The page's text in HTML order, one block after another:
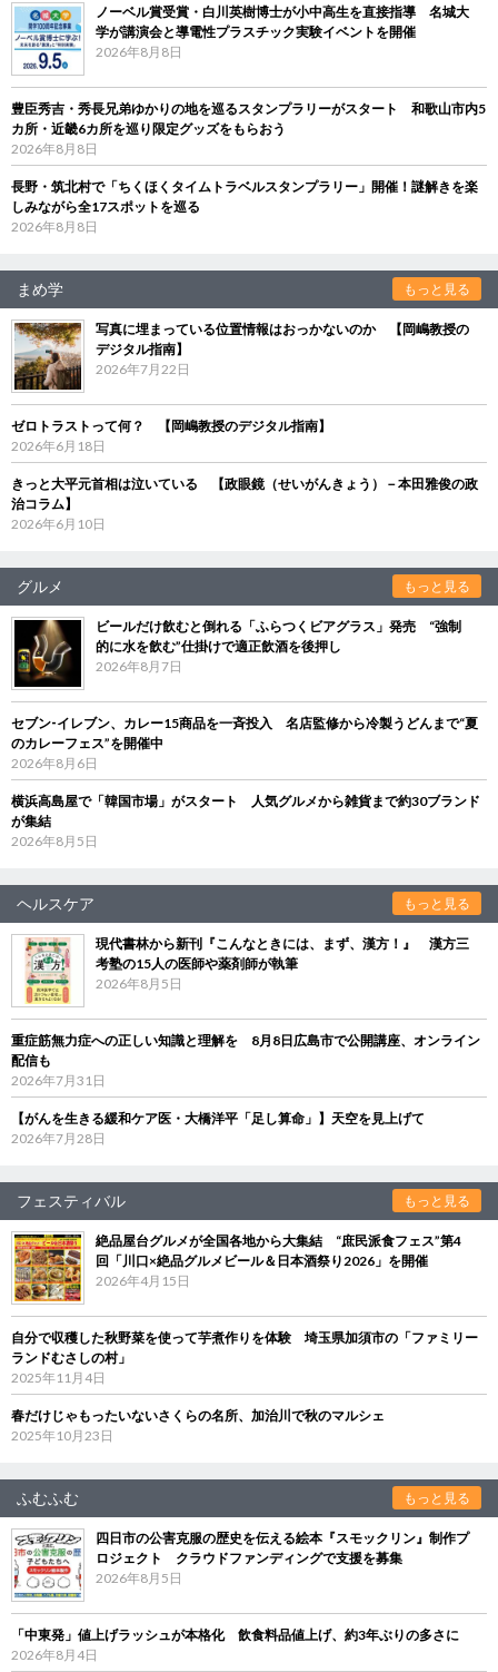
ノーベル賞受賞・白川英樹博士が小中高生を直接指導 名城大
学が講演会と導電性プラスチック実験イベントを開催
2026年8月8日
豊臣秀吉・秀長兄弟ゆかりの地を巡るスタンプラリーがスタート 和歌山市内5
カ所・近畿6カ所を巡り限定グッズをもらおう
2026年8月8日
長野・筑北村で「ちくほくタイムトラベルスタンプラリー」開催！謎解きを楽
しみながら全17スポットを巡る
2026年8月8日
まめ学 もっと見る
写真に埋まっている位置情報はおっかないのか 【岡嶋教授の
デジタル指南】
2026年7月22日
ゼロトラストって何？ 【岡嶋教授のデジタル指南】
2026年6月18日
きっと大平元首相は泣いている 【政眼鏡（せいがんきょう）－本田雅俊の政
治コラム】
2026年6月10日
グルメ もっと見る
ビールだけ飲むと倒れる「ふらつくビアグラス」発売 “強制
的に水を飲む”仕掛けで適正飲酒を後押し
2026年8月7日
セブン‐イレブン、カレー15商品を一斉投入 名店監修から冷製うどんまで“夏
のカレーフェス”を開催中
2026年8月6日
横浜高島屋で「韓国市場」がスタート 人気グルメから雑貨まで約30ブランド
が集結
2026年8月5日
ヘルスケア もっと見る
現代書林から新刊『こんなときには、まず、漢方！』 漢方三
考塾の15人の医師や薬剤師が執筆
2026年8月5日
重症筋無力症への正しい知識と理解を 8月8日広島市で公開講座、オンライン
配信も
2026年7月31日
【がんを生きる緩和ケア医・大橋洋平「足し算命」】天空を見上げて
2026年7月28日
フェスティバル もっと見る
絶品屋台グルメが全国各地から大集結 “庶民派食フェス”第4
回「川口×絶品グルメビール＆日本酒祭り2026」を開催
2026年4月15日
自分で収穫した秋野菜を使って芋煮作りを体験 埼玉県加須市の「ファミリー
ランドむさしの村」
2025年11月4日
春だけじゃもったいないさくらの名所、加治川で秋のマルシェ
2025年10月23日
ふむふむ もっと見る
四日市の公害克服の歴史を伝える絵本『スモックリン』制作プ
ロジェクト クラウドファンディングで支援を募集
2026年8月5日
「中東発」値上げラッシュが本格化 飲食料品値上げ、約3年ぶりの多さに
2026年8月4日